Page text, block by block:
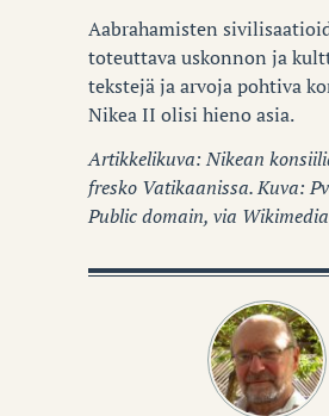
Aabrahamisten
toteuttava uskonnon ja
tekstejä ja arvoja pohtiva
Nikea II olisi hieno asia.
Artikkelikuva: Nikean
fresko Vatikaanissa. Kuva:
Public domain, via